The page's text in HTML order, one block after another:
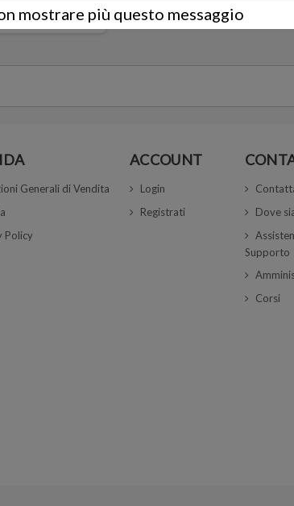
COMPRA
Generali di Vendita
Policy
ACCOUNT
Login
Registrati
Dove
Supporto
Corsi
mostrare più questo messaggio